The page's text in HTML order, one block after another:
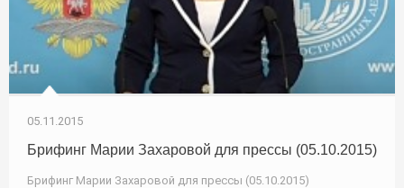
05.11.2015
Брифинг Марии Захаровой для прессы (05.10.2015)
Брифинг Марии Захаровой для прессы (05.10.2015)